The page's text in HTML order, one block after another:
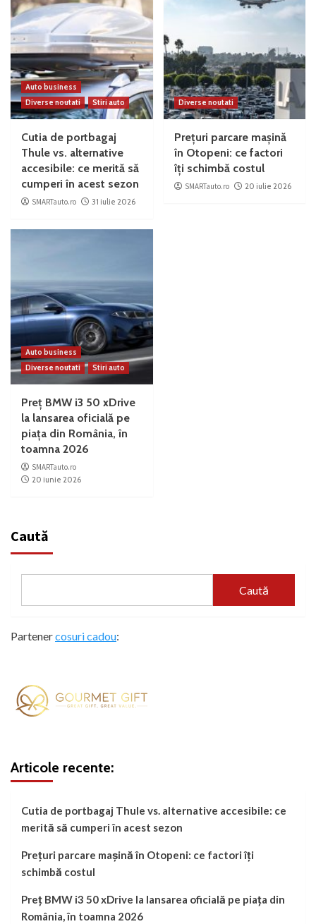
Auto business
Diverse noutati
Stiri auto
Cutia de portbagaj
Thule vs. alternative
accesibile: ce merită să
cumperi în acest sezon
SMARTauto.ro 31 iulie 2026
Diverse noutati
Prețuri parcare mașină
în Otopeni: ce factori
îți schimbă costul
SMARTauto.ro 20 iulie 2026
Auto business
Diverse noutati
Stiri auto
Preț BMW i3 50 xDrive
la lansarea oficială pe
piața din România, în
toamna 2026
SMARTauto.ro
20 iunie 2026
Caută
Caută
Partenercosuri cadou:
Articole recente:
Cutia de portbagaj Thule vs. alternative accesibile: ce
merită să cumperi în acest sezon
Prețuri parcare mașină în Otopeni: ce factori îți
schimbă costul
Preț BMW i3 50 xDrive la lansarea oficială pe piața din
România, în toamna 2026